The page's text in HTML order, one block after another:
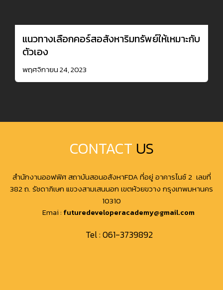
แนวทางเลือกคอร์สอสังหาริมทรัพย์ให้เหมาะกับ
ตัวเอง
พฤศจิกายน 24, 2023
CONTACT US
สำนักงานออฟฟิศ สถาบันสอนอสังหาFDA ที่อยู่ อาคารไนซ์ 2 เลขที่
382 ถ. รัชดาภิเษก แขวงสามเสนนอก เขตห้วยขวาง กรุงเทพมหานคร
10310
Emai : futuredeveloperacademy@gmail.com
Tel :061-3739892